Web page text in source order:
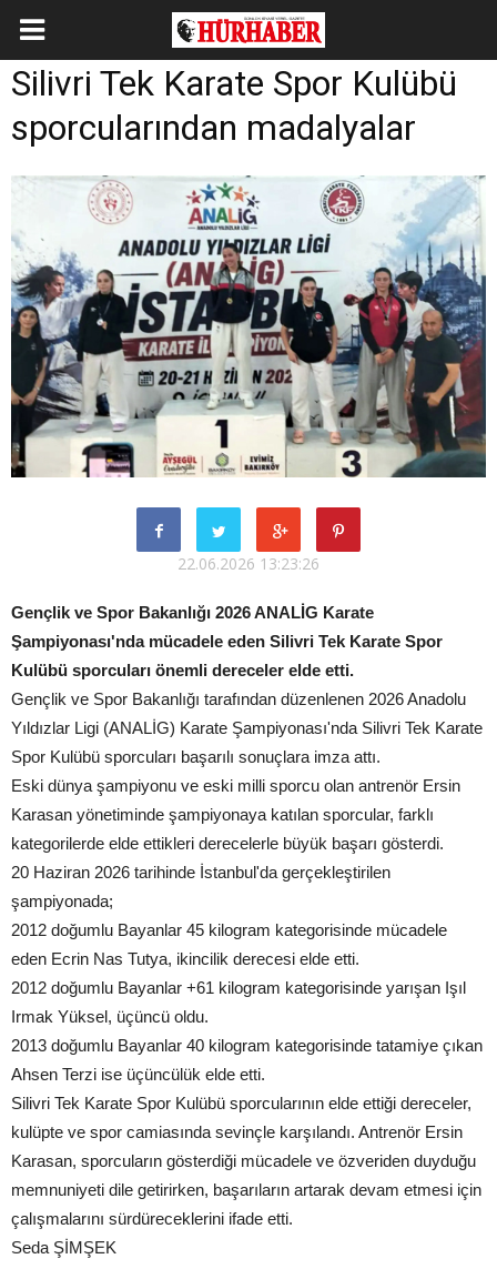
Silivri Tek Karate Spor Kulübü
sporcularından madalyalar
22.06.2026 13:23:26
Gençlik ve Spor Bakanlığı 2026 ANALİG Karate
Şampiyonası'nda mücadele eden Silivri Tek Karate Spor
Kulübü sporcuları önemli dereceler elde etti.
Gençlik ve Spor Bakanlığı tarafından düzenlenen 2026 Anadolu
Yıldızlar Ligi (ANALİG) Karate Şampiyonası'nda Silivri Tek Karate
Spor Kulübü sporcuları başarılı sonuçlara imza attı.
Eski dünya şampiyonu ve eski milli sporcu olan antrenör Ersin
Karasan yönetiminde şampiyonaya katılan sporcular, farklı
kategorilerde elde ettikleri derecelerle büyük başarı gösterdi.
20 Haziran 2026 tarihinde İstanbul'da gerçekleştirilen
şampiyonada;
2012 doğumlu Bayanlar 45 kilogram kategorisinde mücadele
eden Ecrin Nas Tutya, ikincilik derecesi elde etti.
2012 doğumlu Bayanlar +61 kilogram kategorisinde yarışan Işıl
Irmak Yüksel, üçüncü oldu.
2013 doğumlu Bayanlar 40 kilogram kategorisinde tatamiye çıkan
Ahsen Terzi ise üçüncülük elde etti.
Silivri Tek Karate Spor Kulübü sporcularının elde ettiği dereceler,
kulüpte ve spor camiasında sevinçle karşılandı. Antrenör Ersin
Karasan, sporcuların gösterdiği mücadele ve özveriden duyduğu
memnuniyeti dile getirirken, başarıların artarak devam etmesi için
çalışmalarını sürdüreceklerini ifade etti.
Seda ŞİMŞEK